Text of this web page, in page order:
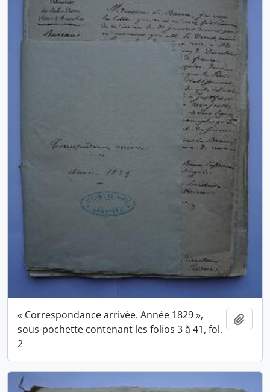
« Correspondance arrivée. Année 1829 »,
sous-pochette contenant les folios 3 à 41, fol.
2